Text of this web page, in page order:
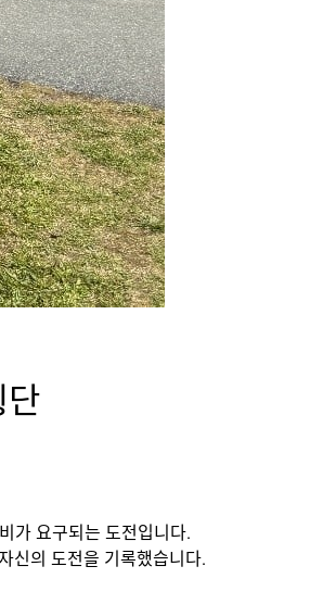
가 요구되는 도전입니다.
신의 도전을 기록했습니다.